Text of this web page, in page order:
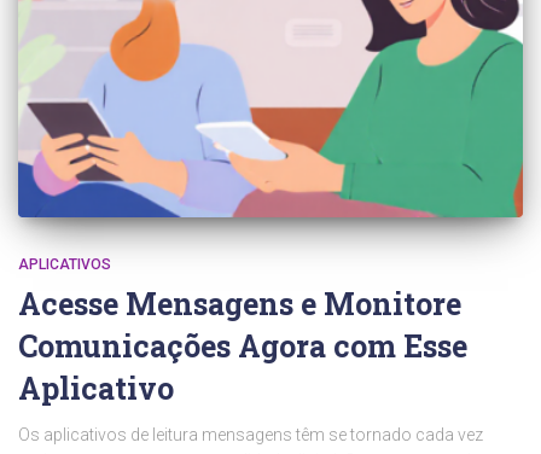
APLICATIVOS
Acesse Mensagens e Monitore
Comunicações Agora com Esse
Aplicativo
Os aplicativos de leitura mensagens têm se tornado cada vez